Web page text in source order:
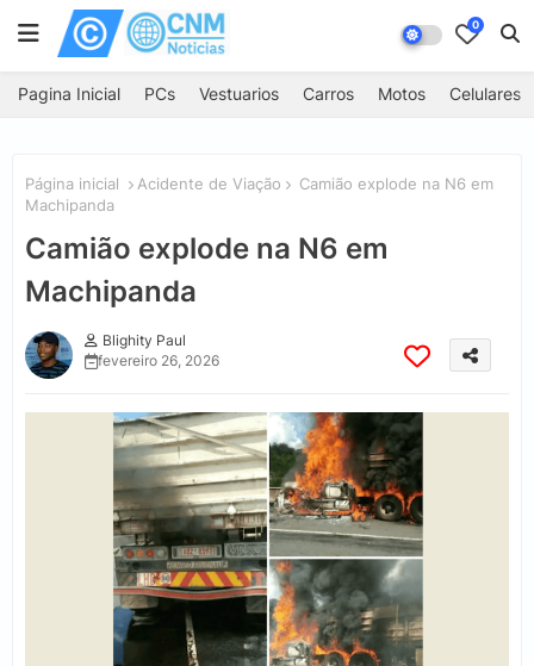
0
Pagina Inicial PCs Vestuarios Carros Motos Celulares
Página inicial Acidente de Viação
Camião explode na N6 em
Machipanda
Camião explode na N6 em
Machipanda
Blighity Paul
fevereiro 26, 2026